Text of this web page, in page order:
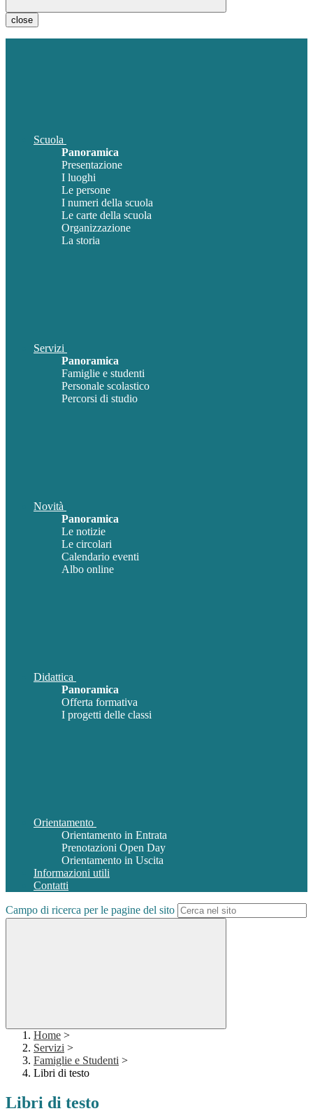
close
Scuola
Panoramica
Presentazione
I luoghi
Le persone
I numeri della scuola
Le carte della scuola
Organizzazione
La storia
Servizi
Panoramica
Famiglie e studenti
Personale scolastico
Percorsi di studio
Novità
Panoramica
Le notizie
Le circolari
Calendario eventi
Albo online
Didattica
Panoramica
Offerta formativa
I progetti delle classi
Orientamento
Orientamento in Entrata
Prenotazioni Open Day
Orientamento in Uscita
Informazioni utili
Contatti
Campo di ricerca per le pagine del sito
Home >
Servizi >
Famiglie e Studenti >
Libri di testo
Libri di testo